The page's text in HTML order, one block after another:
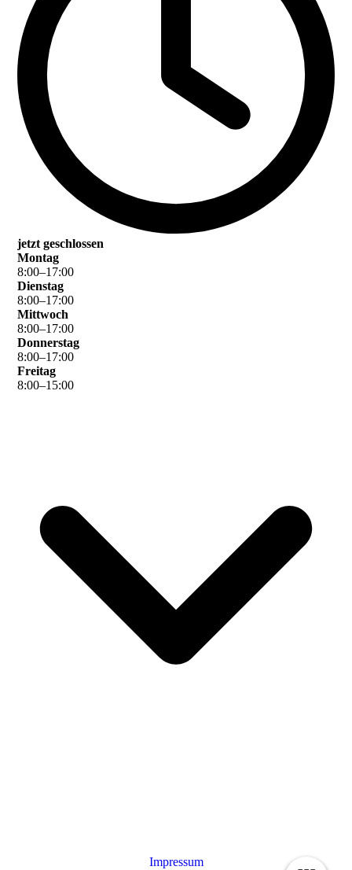
jetzt geschlossen
Montag
8:00–17:00
Dienstag
8:00–17:00
Mittwoch
8:00–17:00
Donnerstag
8:00–17:00
Freitag
8:00–15:00
Impressum